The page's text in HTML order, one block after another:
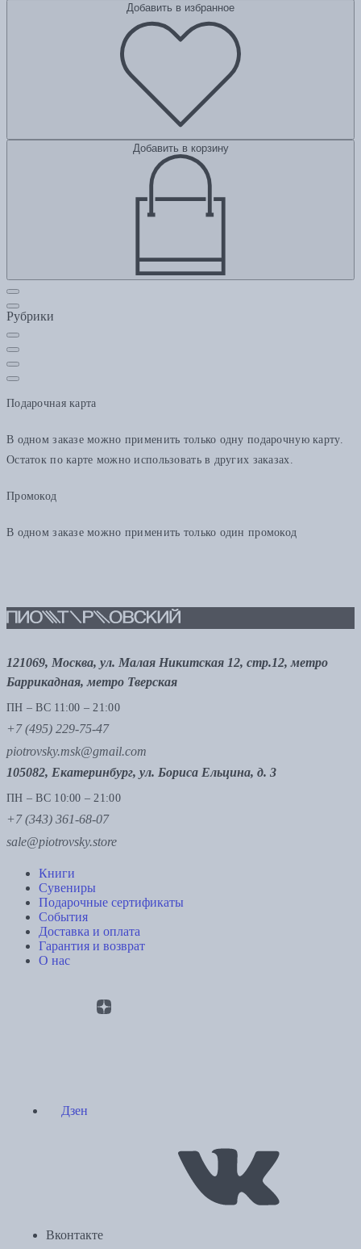
Добавить в избранное
Добавить в корзину
Рубрики
Подарочная карта
В одном заказе можно применить только одну подарочную карту.
Остаток по карте можно использовать в других заказах.
Промокод
В одном заказе можно применить только один промокод
121069, Москва, ул. Малая Никитская 12, стр.12, метро
Баррикадная, метро Тверская
ПН – ВС 11:00 – 21:00
+7 (495) 229-75-47
piotrovsky.msk@gmail.com
105082, Екатеринбург, ул. Бориса Ельцина, д. 3
ПН – ВС 10:00 – 21:00
+7 (343) 361-68-07
sale@piotrovsky.store
Книги
Сувениры
Подарочные сертификаты
События
Доставка и оплата
Гарантия и возврат
О нас
Дзен
Вконтакте